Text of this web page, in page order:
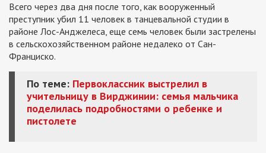
Всего через два дня после того, как вооруженный
преступник убил 11 человек в танцевальной студии в
районе Лос-Анджелеса, еще семь человек были застрелены
в сельскохозяйственном районе недалеко от Сан-
Франциско.
По теме: Первоклассник выстрелил в
учительницу в Вирджинии: семья мальчика
поделилась подробностями о ребенке и
пистолете